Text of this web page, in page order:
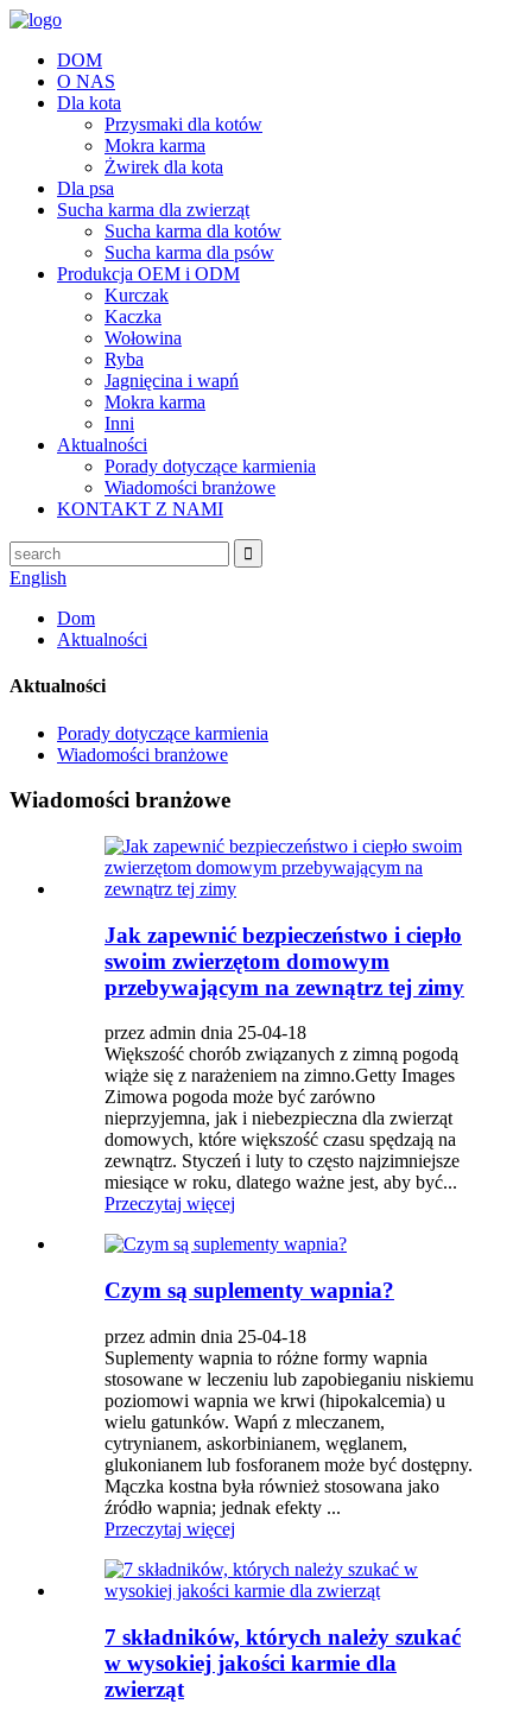
DOM
O NAS
Dla kota
Przysmaki dla kotów
Mokra karma
Żwirek dla kota
Dla psa
Sucha karma dla zwierząt
Sucha karma dla kotów
Sucha karma dla psów
Produkcja OEM i ODM
Kurczak
Kaczka
Wołowina
Ryba
Jagnięcina i wapń
Mokra karma
Inni
Aktualności
Porady dotyczące karmienia
Wiadomości branżowe
KONTAKT Z NAMI
English
Dom
Aktualności
Aktualności
Porady dotyczące karmienia
Wiadomości branżowe
Wiadomości branżowe
Jak zapewnić bezpieczeństwo i ciepło
swoim zwierzętom domowym
przebywającym na zewnątrz tej zimy
przez admin dnia 25-04-18
Większość chorób związanych z zimną pogodą
wiąże się z narażeniem na zimno.Getty Images
Zimowa pogoda może być zarówno
nieprzyjemna, jak i niebezpieczna dla zwierząt
domowych, które większość czasu spędzają na
zewnątrz. Styczeń i luty to często najzimniejsze
miesiące w roku, dlatego ważne jest, aby być...
Przeczytaj więcej
Czym są suplementy wapnia?
przez admin dnia 25-04-18
Suplementy wapnia to różne formy wapnia
stosowane w leczeniu lub zapobieganiu niskiemu
poziomowi wapnia we krwi (hipokalcemia) u
wielu gatunków. Wapń z mleczanem,
cytrynianem, askorbinianem, węglanem,
glukonianem lub fosforanem może być dostępny.
Mączka kostna była również stosowana jako
źródło wapnia; jednak efekty ...
Przeczytaj więcej
7 składników, których należy szukać
w wysokiej jakości karmie dla
zwierząt